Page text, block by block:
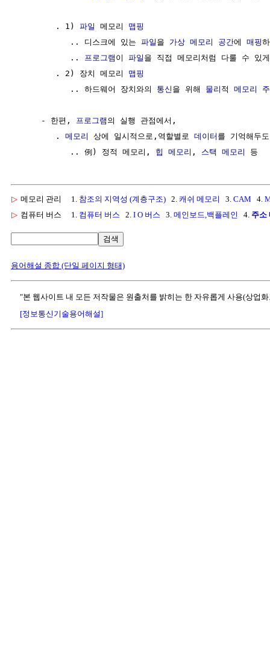
        . 1)
파일 메모리 맵핑
           .. 디스크에 있는
파일 을 가상 메모리 공간에 매핑
           ..
프로그램 이 파일 을 직접 메모리처럼 다룰 수 있
        . 2) 장치 메모리
맵핑
           .. 하드웨어 장치와의
통신 을 위해 물리 적 메모리
     - 한편,
프로그램 의 실행 관점에서,
        .
메모리 상에 일시적으로,역할별로 데이터 를 기억해두
           .. 例) 정적 메모리,
힙 메모리 , 스택 메모리
▷ 메모리 관리 1. 참조의 지역성 (계층구조) 2. 캐쉬 메모리 3. CAM 4.
▷ 컴퓨터 버스 1. 컴퓨터 버스 2. I O 버스 3. 메인보드,백플레인 4. 주소
검색
용어해설 종합 (단일 페이지 형태)
"본 웹사이트 내 모든 저작물은 원출처를 밝히는 한 자유롭게 사용(상업
[정보통신기술용어해설]